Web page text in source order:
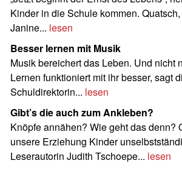
Kinder in die Schule kommen.
Janine... lesen
Besser lernen mit Musik
Musik bereichert das Leben. Und nicht
Lernen funktioniert mit ihr besser, sagt
Schuldirektorin... lesen
Gibt’s die auch zum Ankleben?
Knöpfe annähen? Wie geht das denn?
unsere Erziehung Kinder
Leserautorin Judith Tschoepe... lesen